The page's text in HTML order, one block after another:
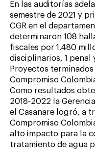
En las auditorías
semestre de 2021 y
CGR en el
determinaron 108
fiscales por 1.480
disciplinarios, 1 penal
Proyectos
Compromiso
Como resultados
2018-2022 la
el Casanare logró, a
Compromiso
alto impacto para la
tratamiento de agua